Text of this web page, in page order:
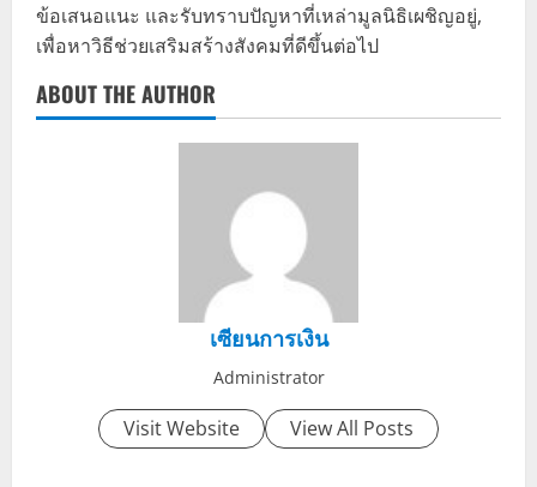
ข้อเสนอแนะ และรับทราบปัญหาที่เหล่ามูลนิธิเผชิญอยู่,
เพื่อหาวิธีช่วยเสริมสร้างสังคมที่ดีขึ้นต่อไป
ABOUT THE AUTHOR
เซียนการเงิน
Administrator
Visit Website View All Posts